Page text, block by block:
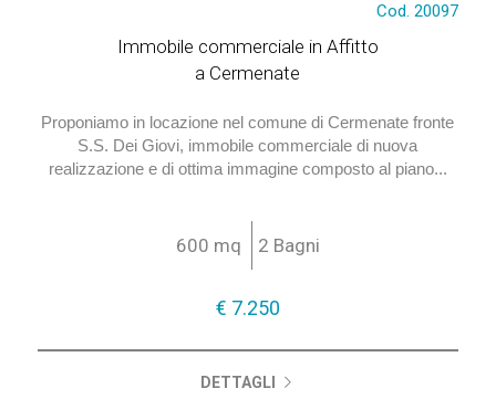
Cod. 20097
Immobile commerciale in Affitto
a Cermenate
Proponiamo in locazione nel comune di Cermenate fronte
S.S. Dei Giovi, immobile commerciale di nuova
realizzazione e di ottima immagine composto al piano...
600 mq 2 Bagni
€ 7.250
DETTAGLI